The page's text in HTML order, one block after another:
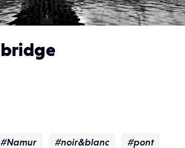
#Namur #noir&blanc #pont